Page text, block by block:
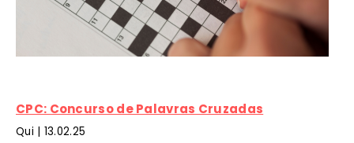
CPC: Concurso de Palavras Cruzadas
Qui | 13.02.25